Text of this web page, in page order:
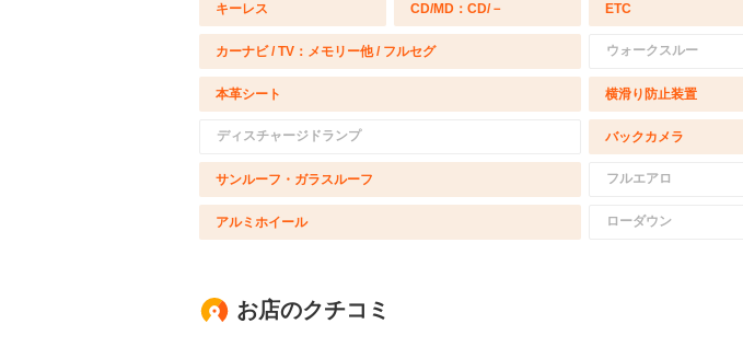
キーレス CD/MD：CD/－ ETC
カーナビ / TV：メモリー他 / フルセグ ウォークスルー
本革シート 横滑り防止装置
ディスチャージドランプ バックカメラ
サンルーフ・ガラスルーフ フルエアロ
アルミホイール ローダウン
お店のクチコミ